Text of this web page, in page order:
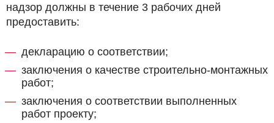
надзор должны в течение 3 рабочих дней
предоставить:
декларацию о соответствии;
заключения о качестве строительно-монтажных
работ;
заключения о соответствии выполненных
работ проекту;